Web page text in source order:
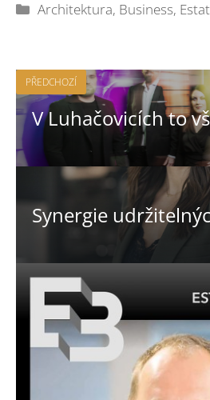
Rubriky
Architektura, Business,
PŘEDCHOZÍ
V Luhačovicích to
Synergie